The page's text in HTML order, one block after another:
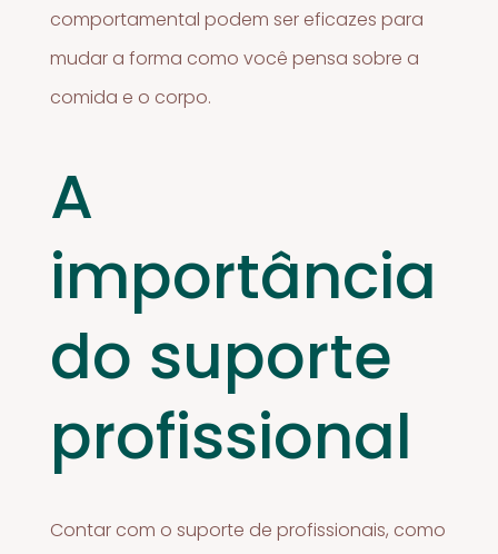
comportamental podem ser eficazes para
mudar a forma como você pensa sobre a
comida e o corpo.
A
importância
do suporte
profissional
Contar com o suporte de profissionais, como